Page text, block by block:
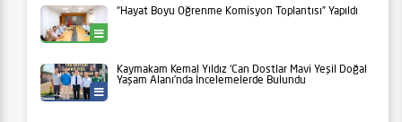
“Hayat Boyu Öğrenme Komisyon Toplantısı” Yapıldı
Kaymakam Kemal Yıldız ‘Can Dostlar Mavi Yeşil Doğal
Yaşam Alanı’nda İncelemelerde Bulundu